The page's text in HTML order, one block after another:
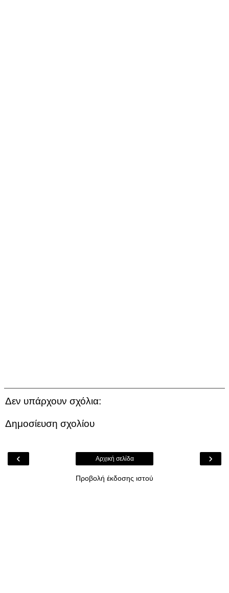
Δεν υπάρχουν σχόλια:
Δημοσίευση σχολίου
‹ ›
Αρχική σελίδα
Προβολή έκδοσης ιστού